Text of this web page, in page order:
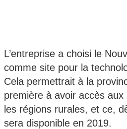
L’entreprise a choisi le
comme site pour la
Cela permettrait à la
première à avoir accès
les régions rurales, et ce,
sera disponible en 2019.